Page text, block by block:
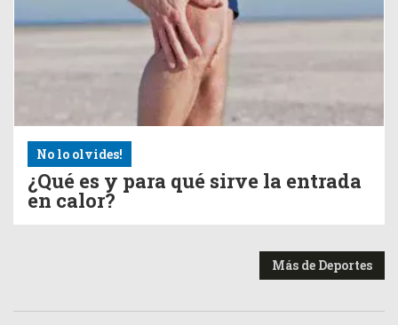
No lo olvides!
¿Qué es y para qué sirve la entrada
en calor?
Más de Deportes